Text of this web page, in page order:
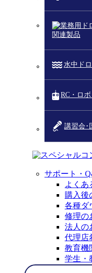
水中ド
RC・ロ
講習会･
スペシャルコ
サポート・
よくあ
購入後
各種ダ
修理の
法人の
代理店
教育機
学生・